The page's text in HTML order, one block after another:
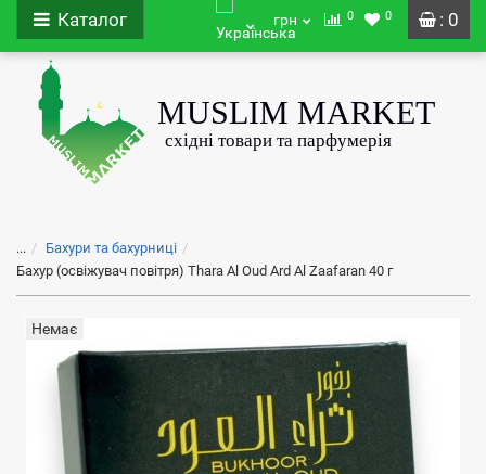
: 0
Каталог грн 0 0
...
Бахури та бахурниці
Бахур (освіжувач повітря) Thara Al Oud Ard Al Zaafaran 40 г
Немає